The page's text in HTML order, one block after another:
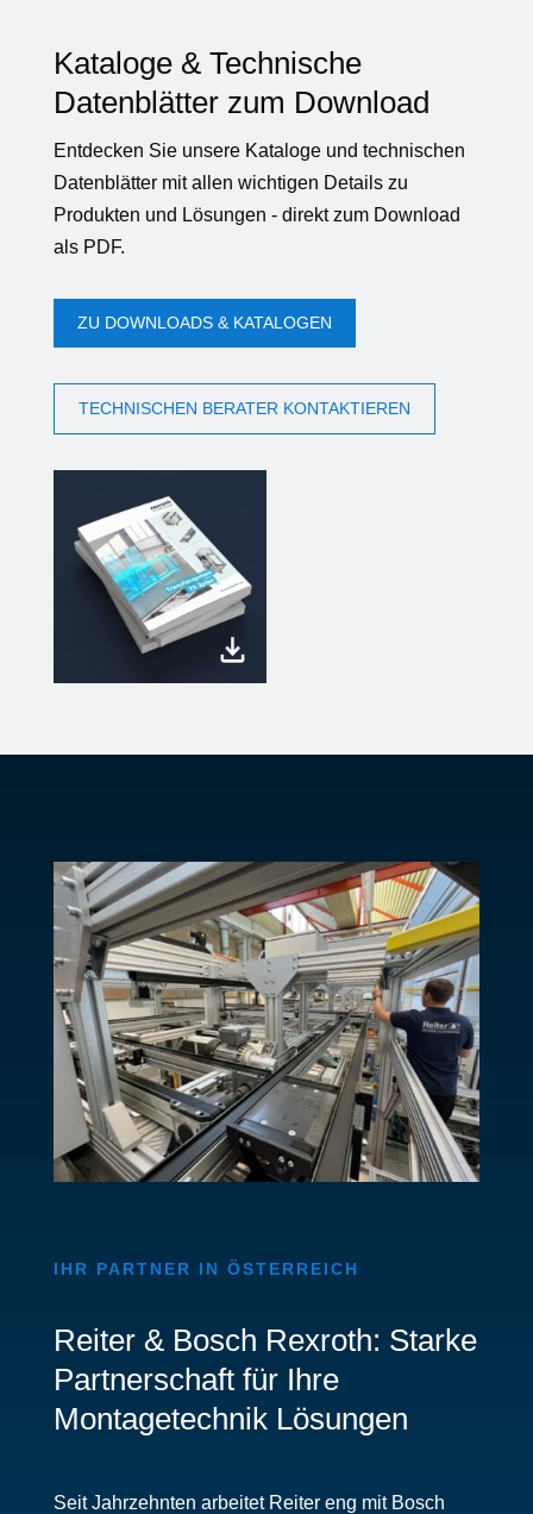
Kataloge & Technische
Datenblätter zum Download
Entdecken Sie unsere Kataloge und technischen
Datenblätter mit allen wichtigen Details zu
Produkten und Lösungen - direkt zum Download
als PDF.
ZU DOWNLOADS & KATALOGEN
TECHNISCHEN BERATER KONTAKTIEREN
IHR PARTNER IN ÖSTERREICH
Reiter & Bosch Rexroth: Starke
Partnerschaft für Ihre
Montagetechnik Lösungen
Seit Jahrzehnten arbeitet Reiter eng mit Bosch